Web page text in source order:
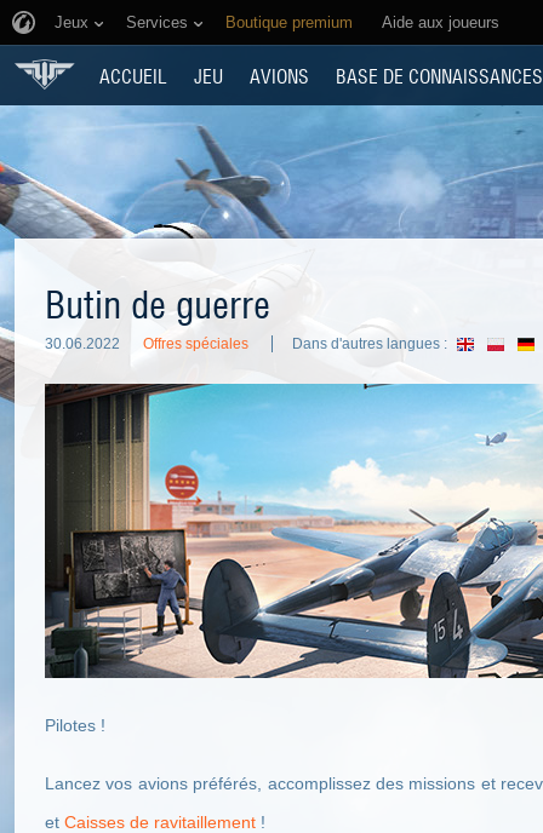
Jeux Services Boutique premium Aide aux joueurs
ACCUEIL JEU AVIONS BASE DE CONNAISSANCES
Butin de guerre
30.06.2022 Offres spéciales Dans d'autres langues :
Pilotes !
Lancez vos avions préférés, accomplissez des missions et
et Caisses de ravitaillement !